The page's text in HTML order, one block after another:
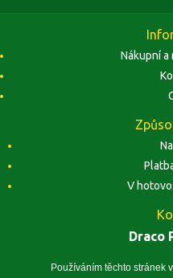
Používáním těchto stránek
Nákupní a
V
Draco